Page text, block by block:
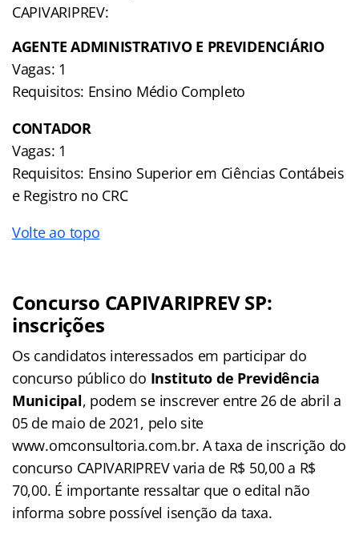
CAPIVARIPREV:
AGENTE ADMINISTRATIVO E PREVIDENCIÁRIO
Vagas: 1
Requisitos: Ensino Médio Completo
CONTADOR
Vagas: 1
Requisitos: Ensino Superior em Ciências Contábeis
e Registro no CRC
Volte ao topo
Concurso CAPIVARIPREV SP:
inscrições
Os candidatos interessados em participar do
concurso público do Instituto de Previdência
Municipal, podem se inscrever entre 26 de abril a
05 de maio de 2021, pelo site
www.omconsultoria.com.br. A taxa de inscrição do
concurso CAPIVARIPREV varia de R$ 50,00 a R$
70,00. É importante ressaltar que o edital não
informa sobre possível isenção da taxa.